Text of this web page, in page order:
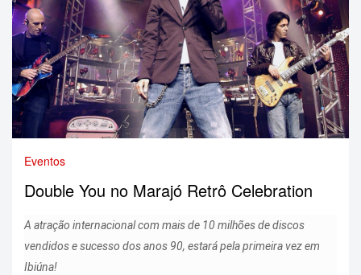
Eventos
Double You no Marajó Retrô Celebration
A atração internacional com mais de 10 milhões de discos
vendidos e sucesso dos anos 90, estará pela primeira vez em
Ibiúna!